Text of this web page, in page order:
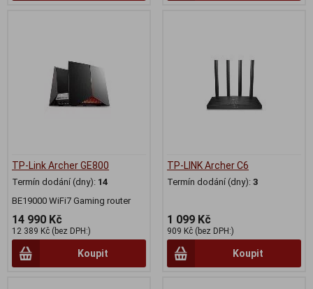
TP-Link Archer GE800
Termín dodání (dny): 14
BE19000 WiFi7 Gaming router
14 990 Kč
12 389 Kč (bez DPH:)
Koupit
TP-LINK Archer C6
Termín dodání (dny): 3
1 099 Kč
909 Kč (bez DPH:)
Koupit